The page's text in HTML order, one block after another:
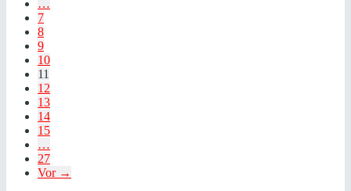
…
7
8
9
10
11
12
13
14
15
…
27
Vor →